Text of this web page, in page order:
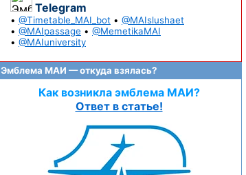
Telegram
• @Timetable_MAI_bot • @MAIslushaet
• @MAIpassage • @MemetikaMAI
• @MAIuniversity
Эмблема МАИ — откуда взялась?
Как возникла эмблема МАИ?
Ответ в статье!